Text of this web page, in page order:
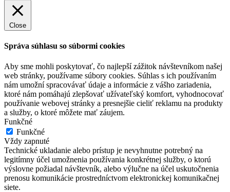
Close
Správa súhlasu so súbormi cookies
Aby sme mohli poskytovať, čo najlepší zážitok návštevníkom našej
web stránky, používame súbory cookies. Súhlas s ich používaním
nám umožní spracovávať údaje a informácie z vášho zariadenia,
ktoré nám pomáhajú zlepšovať užívateľský komfort, vyhodnocovať
používanie webovej stránky a presnejšie cieliť reklamu na produkty
a služby, o ktoré môžete mať záujem.
Funkčné
Funkčné
Vždy zapnuté
Technické ukladanie alebo prístup je nevyhnutne potrebný na
legitímny účel umožnenia používania konkrétnej služby, o ktorú
výslovne požiadal návštevník, alebo výlučne na účel uskutočnenia
prenosu komunikácie prostredníctvom elektronickej komunikačnej
siete.